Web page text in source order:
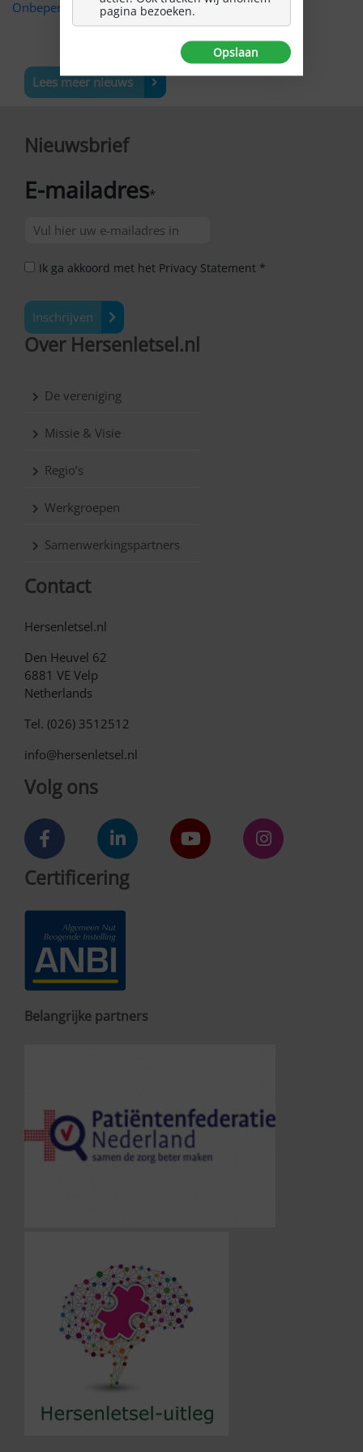
Onbeperkte Elfstedentocht.
Lees meer nieuws
Nieuwsbrief
E-mailadres*
Ik ga akkoord met het Privacy Statement *
Inschrijven
Over Hersenletsel.nl
De vereniging
Missie & Visie
Regio’s
Werkgroepen
Samenwerkingspartners
Contact
Hersenletsel.nl
Den Heuvel 62
6881 VE Velp
Netherlands
Tel. (026) 3512512
info@hersenletsel.nl
Volg ons
Certificering
Belangrijke partners
pagina bezoeken.
Opslaan